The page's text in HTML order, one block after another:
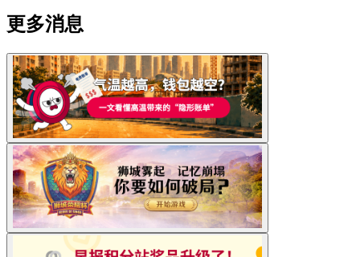
更多消息